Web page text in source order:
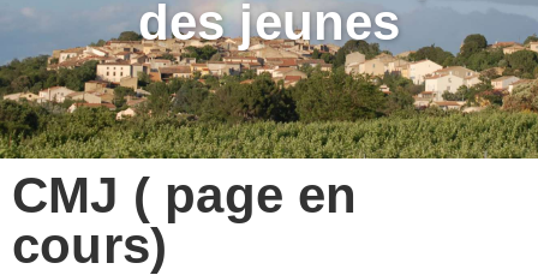
des jeunes
CMJ ( page en
cours)